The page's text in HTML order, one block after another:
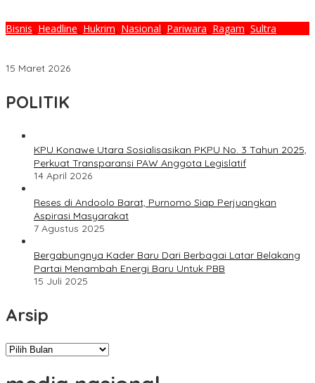
Bisnis, Headline, Hukrim, Nasional, Pariwara, Ragam, Sultra
15 Maret 2026
POLITIK
KPU Konawe Utara Sosialisasikan PKPU No. 3 Tahun 2025,
Perkuat Transparansi PAW Anggota Legislatif
14 April 2026
Reses di Andoolo Barat, Purnomo Siap Perjuangkan
Aspirasi Masyarakat
7 Agustus 2025
Bergabungnya Kader Baru Dari Berbagai Latar Belakang
Partai Menambah Energi Baru Untuk PBB
15 Juli 2025
Arsip
Arsip